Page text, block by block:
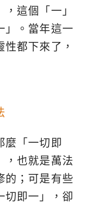
這個「一」
」。當年這一
都下來了，
麼「一切即
，也就是萬法
的；可是有些
切即一」，卻